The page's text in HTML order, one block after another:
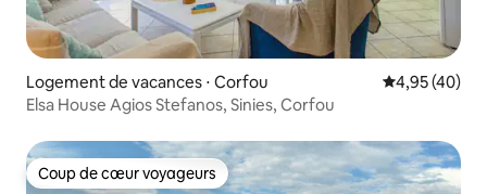
Logement de vacances ⋅ Corfou Évaluation
4,95 (40)
Elsa House Agios Stefanos, Sinies, Corfou
Coup de cœur voyageurs
Coup de cœur voyageurs